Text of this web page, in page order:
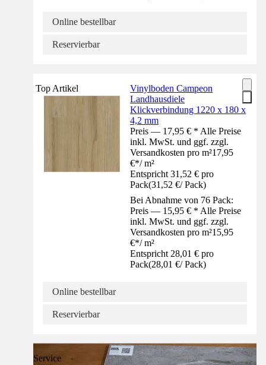
Online bestellbar
Reservierbar
Top Artikel
Vinylboden Campeon
Landhausdiele
Klickverbindung 1220 x 180 x
4,2 mm
Preis — 17,95 € * Alle Preise
inkl. MwSt. und ggf. zzgl.
Versandkosten pro m²17,95
€*/ m²
Entspricht 31,52 € pro
Pack(31,52 €/ Pack)
Bei Abnahme von 76 Pack:
Preis — 15,95 € * Alle Preise
inkl. MwSt. und ggf. zzgl.
Versandkosten pro m²15,95
€*/ m²
Entspricht 28,01 € pro
Pack(28,01 €/ Pack)
Online bestellbar
Reservierbar
Service